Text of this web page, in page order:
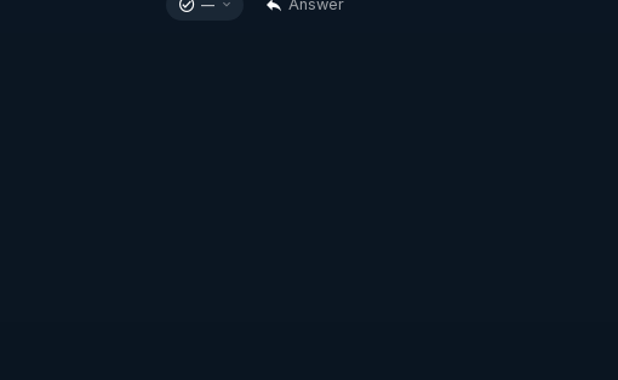
— Answer